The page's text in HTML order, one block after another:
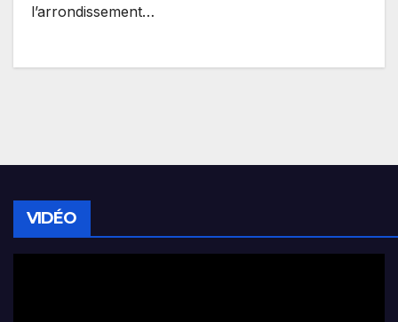
l’arrondissement…
VIDÉO